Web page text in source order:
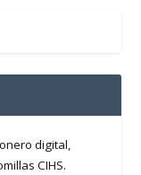
digital,
CIHS.